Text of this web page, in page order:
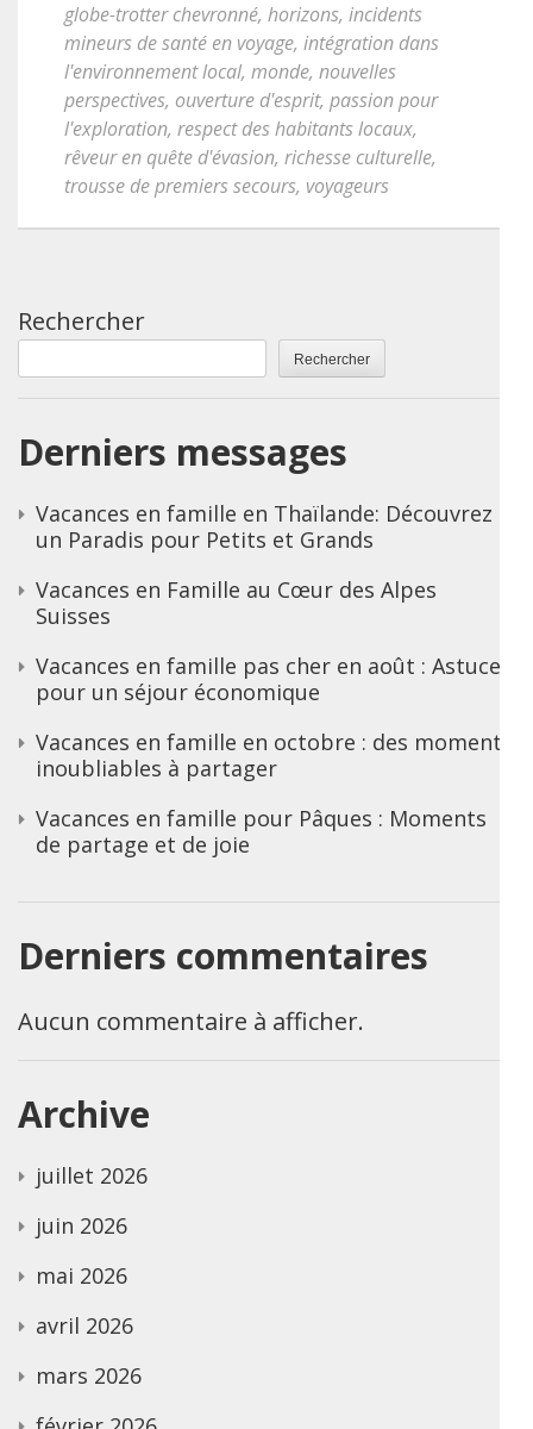
globe-trotter chevronné, horizons, incidents
mineurs de santé en voyage, intégration dans
l'environnement local, monde, nouvelles
perspectives, ouverture d'esprit, passion pour
l'exploration, respect des habitants locaux,
rêveur en quête d'évasion, richesse culturelle,
trousse de premiers secours, voyageurs
Rechercher
Rechercher
Derniers messages
Vacances en famille en Thaïlande: Découvrez
un Paradis pour Petits et Grands
Vacances en Famille au Cœur des Alpes
Suisses
Vacances en famille pas cher en août : Astuces
pour un séjour économique
Vacances en famille en octobre : des moments
inoubliables à partager
Vacances en famille pour Pâques : Moments
de partage et de joie
Derniers commentaires
Aucun commentaire à afficher.
Archive
juillet 2026
juin 2026
mai 2026
avril 2026
mars 2026